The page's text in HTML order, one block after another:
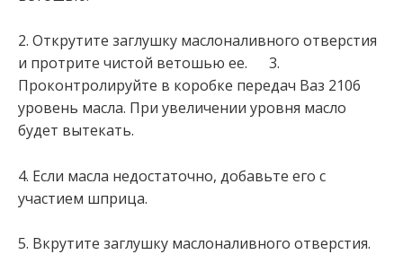
2. Открутите заглушку маслоналивного отверстия
и протрите чистой ветошью ее. 3.
Проконтролируйте в коробке передач Ваз 2106
уровень масла. При увеличении уровня масло
будет вытекать.
4. Если масла недостаточно, добавьте его с
участием шприца.
5. Вкрутите заглушку маслоналивного отверстия.